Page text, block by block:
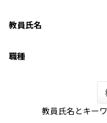
教員氏名
職種
教員氏名とキー